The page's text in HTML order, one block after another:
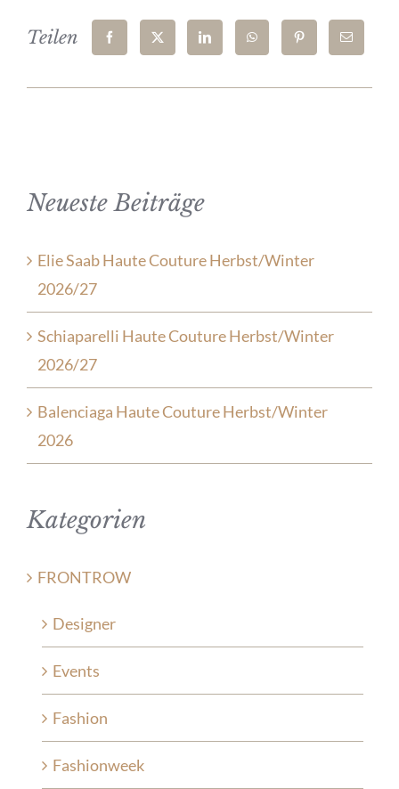
Teilen
Neueste Beiträge
Elie Saab Haute Couture Herbst/Winter
2026/27
Schiaparelli Haute Couture Herbst/Winter
2026/27
Balenciaga Haute Couture Herbst/Winter
2026
Kategorien
FRONTROW
Designer
Events
Fashion
Fashionweek